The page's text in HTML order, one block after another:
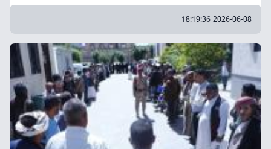
2026-06-08 18:19:36